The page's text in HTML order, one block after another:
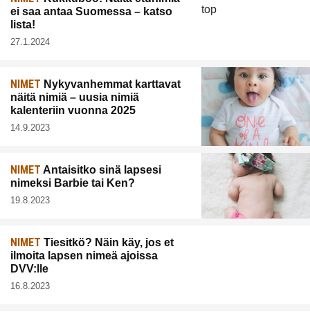
ei saa antaa Suomessa – katso
lista!
27.1.2024
NIMET Nykyvanhemmat karttavat
näitä nimiä – uusia nimiä
kalenteriin vuonna 2025
14.9.2023
NIMET Antaisitko sinä lapsesi
nimeksi Barbie tai Ken?
19.8.2023
NIMET Tiesitkö? Näin käy, jos et
ilmoita lapsen nimeä ajoissa
DVV:lle
16.8.2023